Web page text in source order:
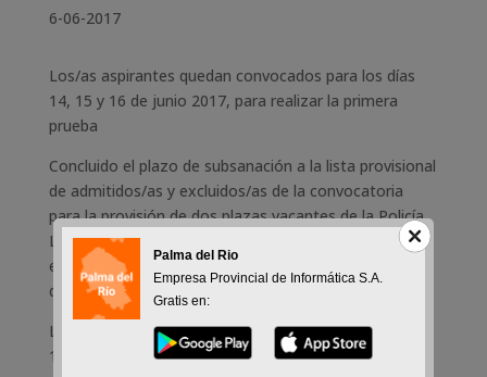
6-06-2017
Los/as aspirantes quedan convocados para los días
14, 15 y 16 de junio 2017, para realizar la primera
prueba
Concluido el plazo de subsanación a la lista provisional
de admitidos/as y excluidos/as de la convocatoria
para la provisión de dos plazas vacantes de la Policía
Local de Palma del Río, y atendiendo a lo establecido
en las bases de la misma, se ha aprobado la lista
defintiva de admitidos/as y excluidos/as.
Los/as aspirantes quedan convocados para los días
14, 15 y 16 de junio 2017, para realizar la primera
Palma del Rio
Empresa Provincial de Informática S.A.
Gratis en: